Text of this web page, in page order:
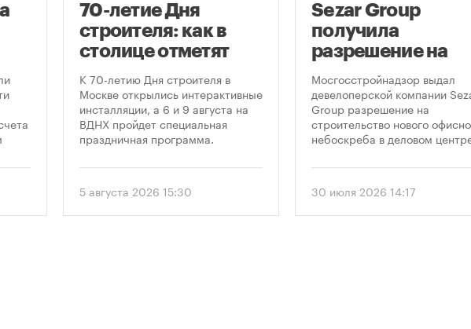
70-летие Дня
строителя: как в
столице отметят
круглую дату
профессионального
праздника
К 70-летию Дня строителя в
Москве открылись интерактивные
инсталляции, а 6 и 9 августа на
ВДНХ пройдет специальная
праздничная программа.
5 августа 2026 15:30
Sezar Group
получила
разрешение на
строительство
небоскреба в
«Москва-Сити»
Мосгосстройнадзор выдал
девелоперской компании
Group разрешение на
строительство нового
небоскреба в деловом
предусматривает
метров.
30 июля 2026 14:17